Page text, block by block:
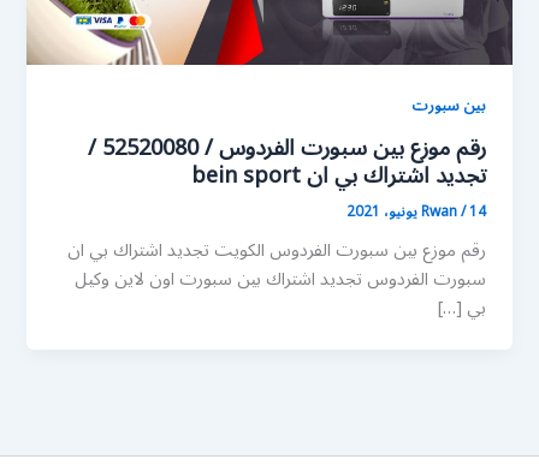
بين سبورت
رقم موزع بين سبورت الفردوس / 52520080 /
تجديد اشتراك بي ان bein sport
Rwan/14 يونيو، 2021
رقم موزع بين سبورت الفردوس الكويت تجديد اشتراك بي ان
سبورت الفردوس تجديد اشتراك بين سبورت اون لاين وكيل
بي […]